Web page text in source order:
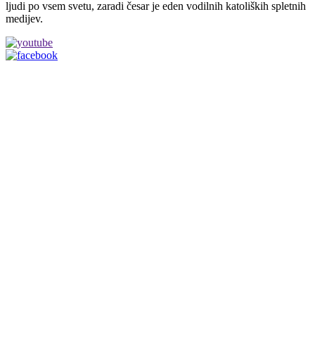
ljudi po vsem svetu, zaradi česar je eden vodilnih katoliških spletnih
medijev.